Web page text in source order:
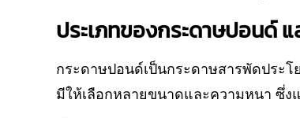
ประเภทของกระดาษปอนด์ แ
กระดาษปอนด์เป็นกระดาษสารพัดประ
มีให้เลือกหลายขนาดและความหนา ซึ่ง